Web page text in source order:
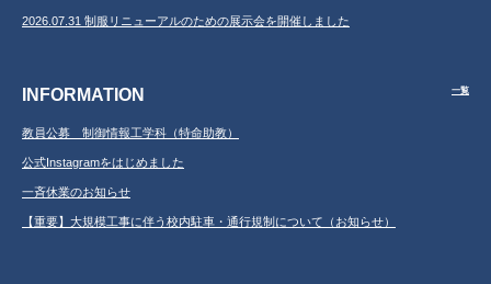
2026.07.31 制服リニューアルのための展示会を開催しました
INFORMATION 一覧
教員公募 制御情報工学科（特命助教）
公式Instagramをはじめました
一斉休業のお知らせ
【重要】大規模工事に伴う校内駐車・通行規制について（お知らせ）